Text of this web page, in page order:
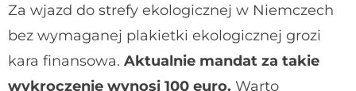
Za wjazd do strefy ekologicznej w Niemczech
bez wymaganej plakietki ekologicznej grozi
kara finansowa. Aktualnie mandat za takie
wykroczenie wynosi 100 euro. Warto